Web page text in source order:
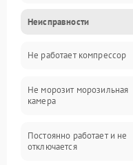
Механика
Электропитание
Дренаж
Неисправности
Не работает компрессор
Не морозит морозильная
камера
Постоянно работает и не
отключается